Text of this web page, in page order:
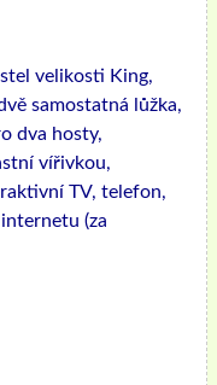
velikosti King,
samostatná lůžka,
dva hosty,
vířivkou,
TV, telefon,
(za